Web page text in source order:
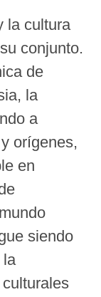
la cultura
conjunto.
de
la
a
orígenes,
en
siendo
la